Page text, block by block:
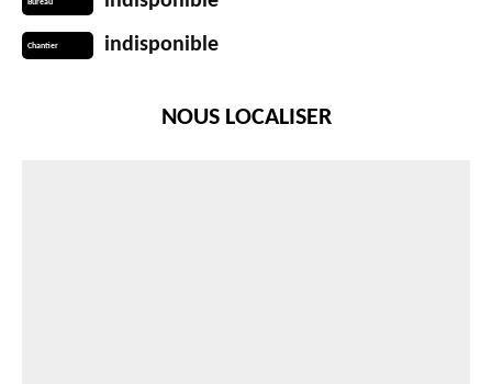
Bureau
Chantier indisponible
NOUS LOCALISER